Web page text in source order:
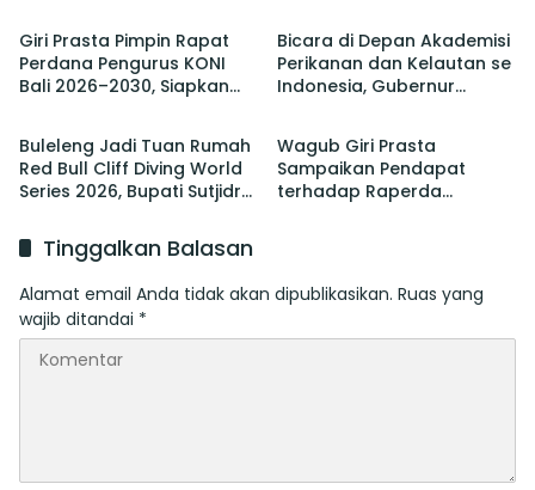
Pertumbuhan Ekonomi Bali
Giri Prasta Pimpin Rapat
Perdana Pengurus KONI
Bali 2026–2030, Siapkan
Bicara di Depan Akademisi
Perikanan dan Kelautan se
Indonesia, Gubernur
Berita
Buleleng Jadi Tuan Rumah
Red Bull Cliff Diving World
Series 2026, Bupati Sutjidra:
Wisata Bali Utara
Berita
Wagub Giri Prasta
Sampaikan Pendapat
terhadap Raperda
Tinggalkan Balasan
Alamat email Anda tidak akan dipublikasikan. Ruas yang
wajib ditandai *